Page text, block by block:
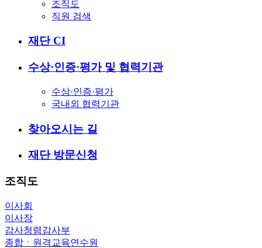
조직도
직원 검색
재단 CI
수상·인증·평가 및 협력기관
수상·인증·평가
국내외 협력기관
찾아오시는 길
재단 방문신청
조직도
이사회
이사장
감사청렴감사부
종합ㆍ원격교육연수원